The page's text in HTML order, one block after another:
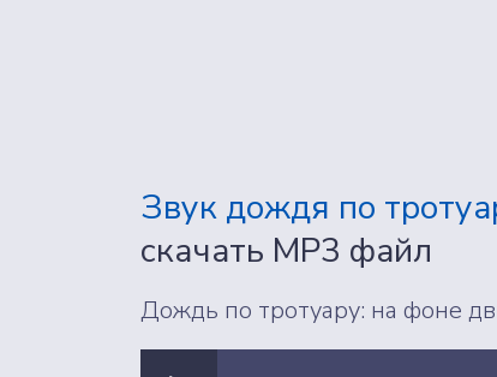
Звук дождя по
скачать MP3 файл
Дождь по тротуару: на фоне